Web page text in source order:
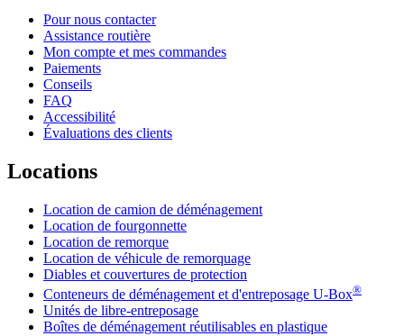
Pour nous contacter
Assistance routière
Mon compte et mes commandes
Paiements
Conseils
FAQ
Accessibilité
Évaluations des clients
Locations
Location de camion de déménagement
Location de fourgonnette
Location de remorque
Location de véhicule de remorquage
Diables et couvertures de protection
Conteneurs de déménagement et d'entreposage U-Box®
Unités de libre-entreposage
Boîtes de déménagement réutilisables en plastique